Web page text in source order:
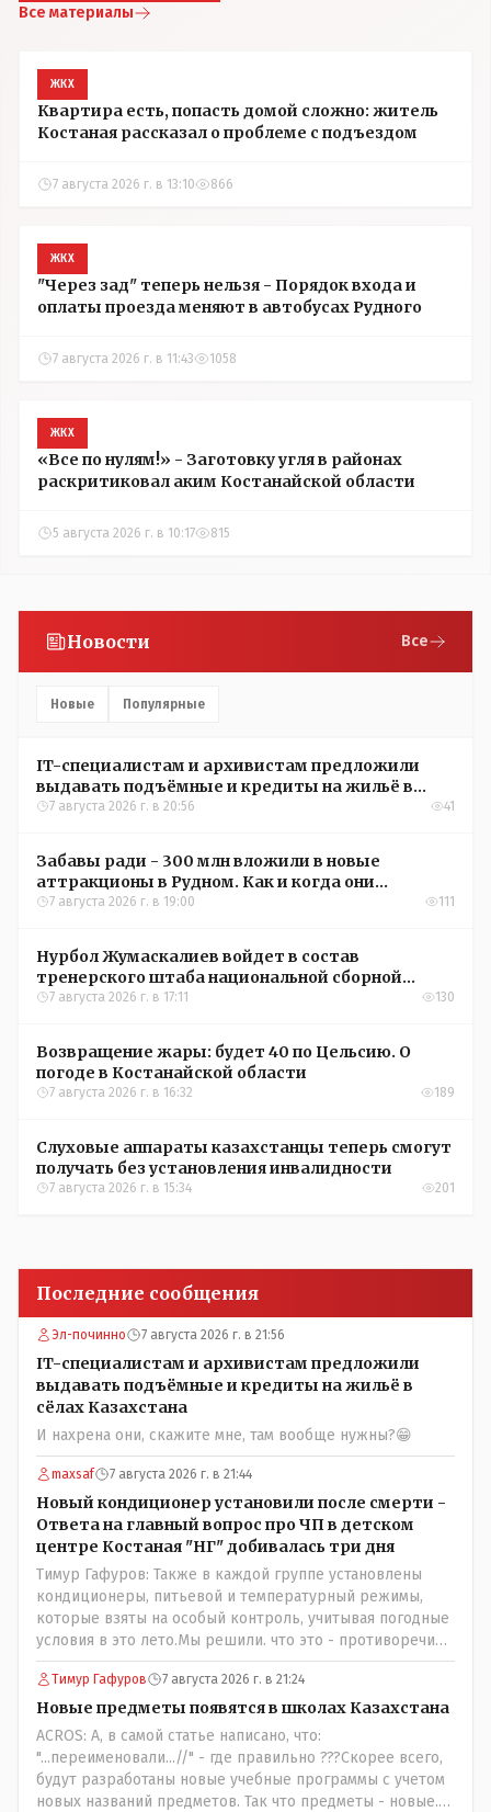
Все материалы
ЖКХ
Квартира есть, попасть домой сложно: житель
Костаная рассказал о проблеме с подъездом
7 августа 2026 г. в 13:10 866
ЖКХ
"Через зад" теперь нельзя - Порядок входа и
оплаты проезда меняют в автобусах Рудного
7 августа 2026 г. в 11:43 1058
ЖКХ
«Все по нулям!» - Заготовку угля в районах
раскритиковал аким Костанайской области
5 августа 2026 г. в 10:17 815
Новости Все
Новые Популярные
IT-специалистам и архивистам предложили
выдавать подъёмные и кредиты на жильё в
сёлах Казахстана
7 августа 2026 г. в 20:56 41
Забавы ради - 300 млн вложили в новые
аттракционы в Рудном. Как и когда они
окупятся?
7 августа 2026 г. в 19:00 111
Нурбол Жумаскалиев войдет в состав
тренерского штаба национальной сборной
Казахстана по футболу
7 августа 2026 г. в 17:11 130
Возвращение жары: будет 40 по Цельсию. О
погоде в Костанайской области
7 августа 2026 г. в 16:32 189
Слуховые аппараты казахстанцы теперь смогут
получать без установления инвалидности
7 августа 2026 г. в 15:34 201
Последние сообщения
Эл-починно 7 августа 2026 г. в 21:56
IT-специалистам и архивистам предложили
выдавать подъёмные и кредиты на жильё в
сёлах Казахстана
И нахрена они, скажите мне, там вообще нужны?😁
maxsaf 7 августа 2026 г. в 21:44
Новый кондиционер установили после смерти -
Ответа на главный вопрос про ЧП в детском
центре Костаная "НГ" добивалась три дня
Тимур Гафуров: Также в каждой группе установлены
кондиционеры, питьевой и температурный режимы,
которые взяты на особый контроль, учитывая погодные
условия в это лето.Мы решили. что это - противоречие.
Вы считаете иначе?Ну тут противоречия нет. Этот
комментарий прозвучал на следующий день после
трагедии, то есть 29 июля, когда спешно установили и
воду, и новые кондиционеры, и впервые поставили
температурный режим на контроль. То есть первая
часть - информация до трагедии, вторая часть -
информация после трагедии, когда все уже было
Тимур Гафуров 7 августа 2026 г. в 21:24
Новые предметы появятся в школах Казахстана
ACROS: А, в самой статье написано, что:
"...переименовали...//" - где правильно ???Скорее всего,
будут разработаны новые учебные программы с учетом
новых названий предметов. Так что предметы - новые.